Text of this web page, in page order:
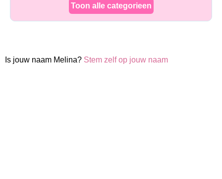
Toon alle categorieen
Is jouw naam Melina? Stem zelf op jouw naam